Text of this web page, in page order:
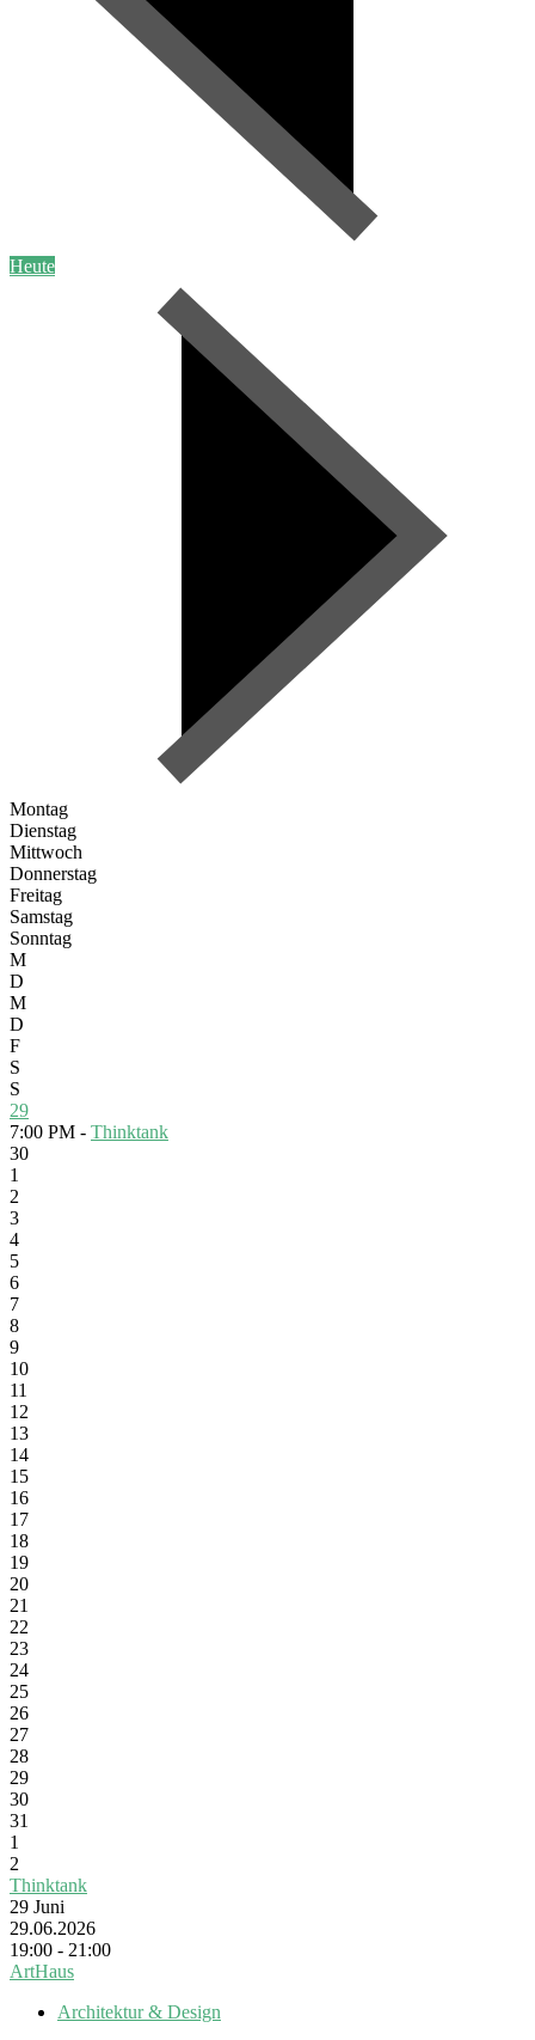
Heute
Montag
Dienstag
Mittwoch
Donnerstag
Freitag
Samstag
Sonntag
M
D
M
D
F
S
S
29
7:00 PM - Thinktank
30
1
2
3
4
5
6
7
8
9
10
11
12
13
14
15
16
17
18
19
20
21
22
23
24
25
26
27
28
29
30
31
1
2
Thinktank
29 Juni
29.06.2026
19:00 - 21:00
ArtHaus
Architektur & Design